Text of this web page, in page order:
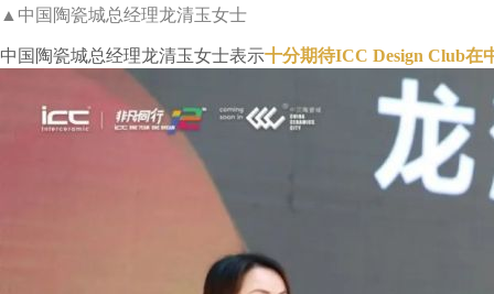
▲中国陶瓷城总经理龙清玉女士
中国陶瓷城总经理龙清玉女士表示十分期待ICC Design Club在